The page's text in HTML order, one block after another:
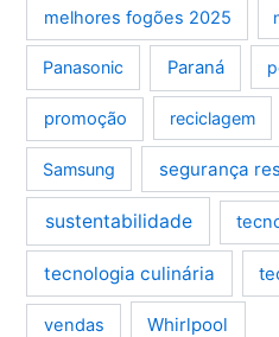
melhores fogões 2025
Panasonic Paraná
promoção reciclagem
Samsung segurança
sustentabilidade
tecnologia culinária
vendas Whirlpool